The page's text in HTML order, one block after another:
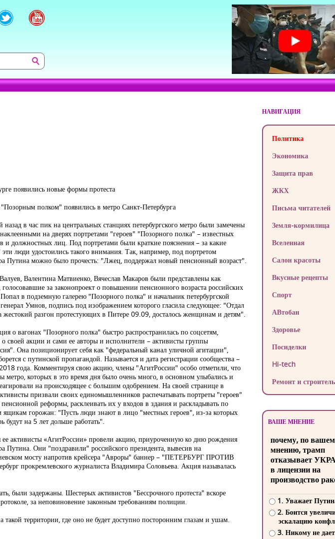
появились новые формы протеста
полком" появились в метро Санкт-Петербурга
назад в час пик на центральных станциях петербургского метро были замечены
на дверях портретами "героев" "Позорного полка" – известных
и должностных лиц. Под портретами были краткие пояснения – за какие
эти люди удостоились такого внимания. Так, например, под портретом
Путина можно было прочесть: "Лжец, поддержал новый пенсионный возраст".
Валентина Матвиенко, Вячеслав Макаров были представлены как
голосовавшие за законопроект о повышении пенсионного возраста российских
в подземную галерею "Позорного полка" и начальник петербургской
Умнов, подпись под изображением которого гласила следующее: "Отдал
жестокий разгон протестующих в Питере 09.09, досталось женщинам и детям".
о вагонах "Позорного полка" быстро распространилась по соцсетям,
о своей акции и сами ее авторы и исполнители – активисты группы
Она позиционирует себя как "федеральный канал уличной агитации",
с путинской пропагандой. Называется и дата регистрации сообщества –
года. Комментируя свою акцию, члены "АгитРоссии" особо отметили, что
метро, которых в это время дня было очень много, в основном улыбались и
на происходящее с большим одобрением. На своей странице в
призвали своих единомышленников распечатывать портреты "героев"
реформы, расклеивать их у входов в здания и раскладывать по
ящикам горожан: "Пусть люди знают в лицо "местных героев", из-за которых
будут на 5 лет дольше работать".
ее активисты «АгитРоссии» провели акцию, приуроченную ко дню рождения
Путина. Они "поздравили" российского президента, вывесив на
мосту напротив крейсера "Авроры" баннер – "ПЕТЕРБУРГ ПРОТИВ
прокремлевского журналиста Владимира Соловьева. Акция называлась
были задержаны. Шестерых активистов "Бессрочного протеста" вскоре
за неповиновение законным требованиям полиции.
территории, где оно не будет доступно посторонним глазам и ушам.
НАВИГАЦИЯ
Политика
Экономика
Защита прав
ЖКХ
Письма читателей
Земля-кормилица
Вселенная
Салон красоты
Вкусные рецепты
Спорт
АВтобан
Здоровье
Посиделки
Hi-tech
Ремонт и
ВАШЕ МНЕНИЕ
почему, по
мнению, трамп
отказывает
в лицензии на
производство
1. Уважает
2. Боится
эскалацию
3. Никому не